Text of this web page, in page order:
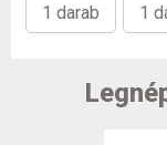
1 darab 1